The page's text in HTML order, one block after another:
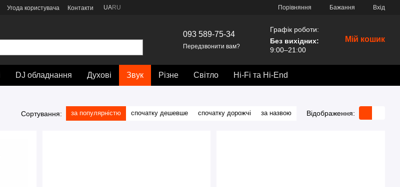
Угода користувача Контакти UARU Порівняння Бажання Вхід
093 589-75-34
Передзвонити вам?
Графік роботи:
Без вихідних:
9:00–21:00
Мій кошик
DJ обладнання Духові Звук Різне Світло Hi-Fi та Hi-End
Сортування: за популярністю спочатку дешевше спочатку дорожчі за назвою Відображення: